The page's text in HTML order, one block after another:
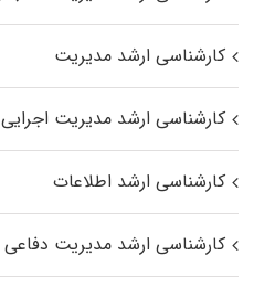
کارشناسی ارشد مدیریت
کارشناسی ارشد مدیریت اجرایی
کارشناسی ارشد اطلاعات
کارشناسی ارشد مدیریت دفاعی ۱